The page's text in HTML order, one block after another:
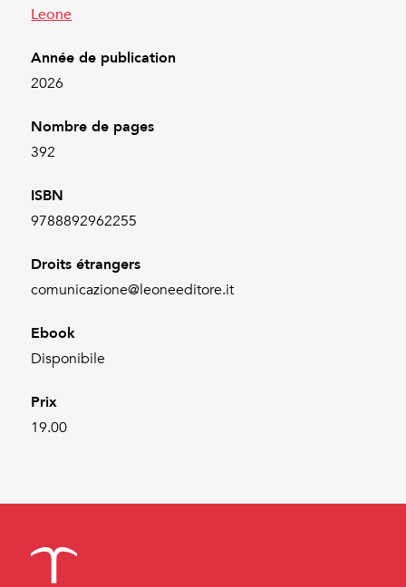
Leone
Année de publication
2026
Nombre de pages
392
ISBN
9788892962255
Droits étrangers
comunicazione@leoneeditore.it
Ebook
Disponibile
Prix
19.00